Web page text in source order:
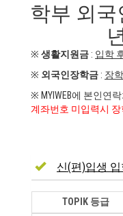
학부 외국
※ 생활지원금 : 입학
※ 외국인장학금 : 장
※ MYIWEB에 본인연
계좌번호 미입력시
신(편)입생
TOPIK 등급